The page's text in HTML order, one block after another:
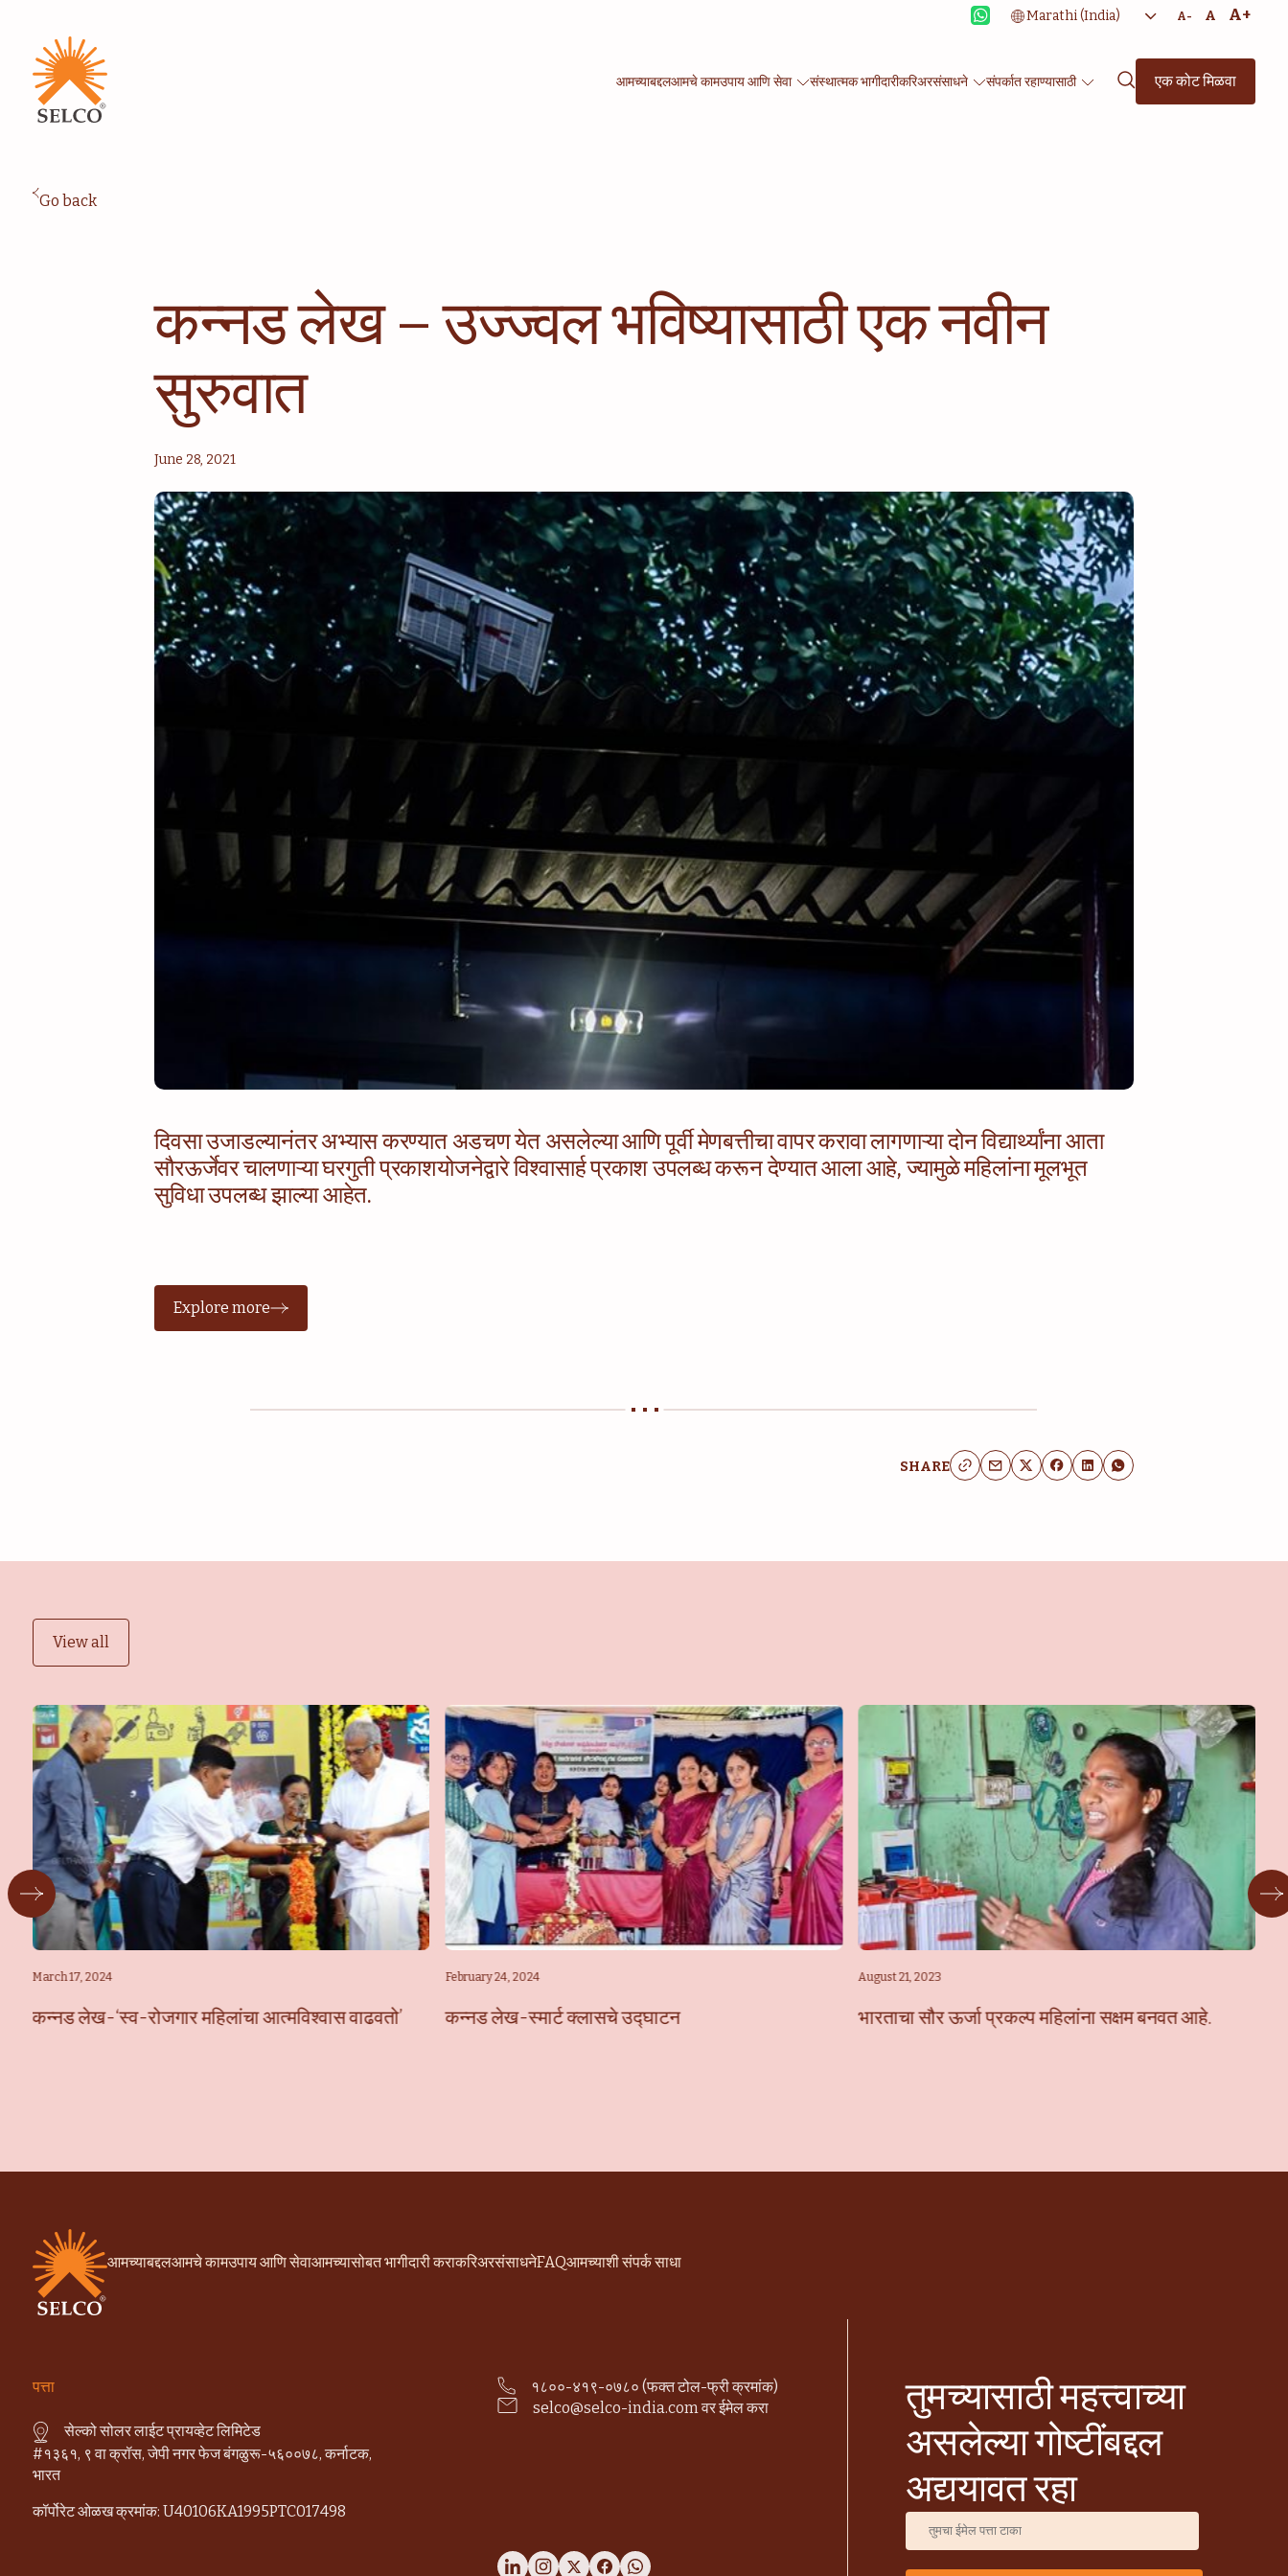
A- A A+
आमच्याबद्दलआमचे कामउपाय आणि सेवा संस्थात्मक भागीदारीकरिअरसंसाधने संपर्कात रहाण्यासाठी एक कोट मिळवा
शिक्षण
समुदाय
Go back
कन्नड लेख – उज्ज्वल भविष्यासाठी एक नवीन
सुरुवात
June 28, 2021
दिवसा उजाडल्यानंतर अभ्यास करण्यात अडचण येत असलेल्या आणि पूर्वी मेणबत्तीचा वापर करावा लागणाऱ्या दोन विद्यार्थ्यांना आता
सौरऊर्जेवर चालणाऱ्या घरगुती प्रकाशयोजनेद्वारे विश्वासार्ह प्रकाश उपलब्ध करून देण्यात आला आहे, ज्यामुळे महिलांना मूलभूत
सुविधा उपलब्ध झाल्या आहेत.
Explore more
SHARE
View all
March 17, 2024
कन्नड लेख-‘स्व-रोजगार महिलांचा आत्मविश्वास वाढवतो’
February 24, 2024
कन्नड लेख-स्मार्ट क्लासचे उद्घाटन
August 21, 2023
भारताचा सौर ऊर्जा प्रकल्प महिलांना सक्षम बनवत आहे.
आमच्याबद्दलआमचे कामउपाय आणि सेवाआमच्यासोबत भागीदारी कराकरिअरसंसाधनेFAQआमच्याशी संपर्क साधा
पत्ता
सेल्को सोलर लाईट प्रायव्हेट लिमिटेड
#१३६१, ९ वा क्रॉस, जेपी नगर फेज बंगळुरू-५६००७८, कर्नाटक,
भारत
कॉर्पोरेट ओळख क्रमांक: U40106KA1995PTC017498
१८००-४१९-०७८० (फक्त टोल-फ्री क्रमांक)
selco@selco-india.com वर ईमेल करा
तुमच्यासाठी महत्त्वाच्या
असलेल्या गोष्टींबद्दल
अद्ययावत रहा